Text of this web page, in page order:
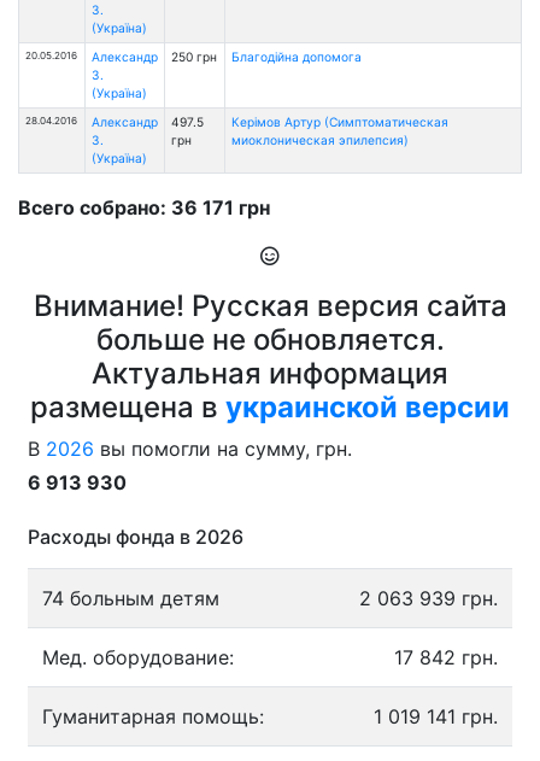
З.
(Україна)
20.05.2016
Александр
З.
(Україна)
250 грн Благодійна допомога
28.04.2016
Александр
З.
(Україна)
497.5
грн
Керімов Артур (Симптоматическая
миоклоническая эпилепсия)
Всего собрано: 36 171 грн
Внимание! Русская версия сайта
больше не обновляется.
Актуальная информация
размещена в украинской версии
В 2026 вы помогли на сумму, грн.
6 913 930
Расходы фонда в 2026
74 больным детям 2 063 939 грн.
Мед. оборудование: 17 842 грн.
Гуманитарная помощь: 1 019 141 грн.